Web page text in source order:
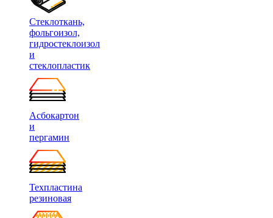
Стеклоткань,
фольгоизол,
гидростеклоизол
и
стеклопластик
Асбокартон
и
пергамин
Техпластина
резиновая